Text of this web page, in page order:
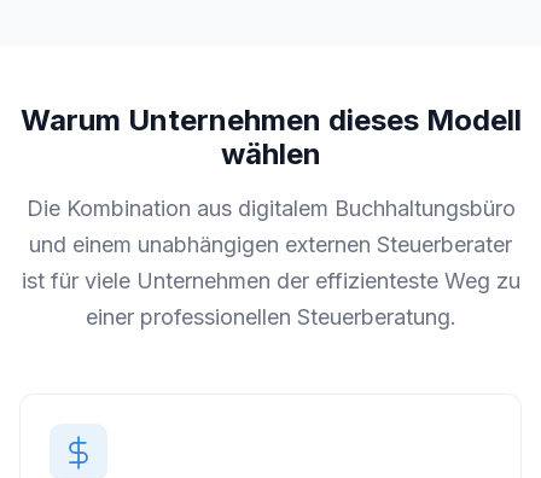
Warum Unternehmen dieses Modell
wählen
Die Kombination aus digitalem Buchhaltungsbüro
und einem unabhängigen externen Steuerberater
ist für viele Unternehmen der effizienteste Weg zu
einer professionellen Steuerberatung.